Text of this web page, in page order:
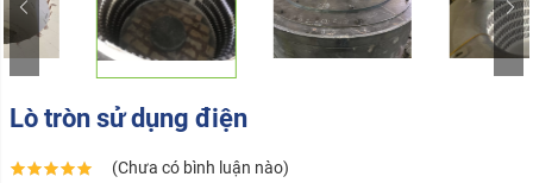
Lò tròn sử dụng điện
(Chưa có bình luận nào)